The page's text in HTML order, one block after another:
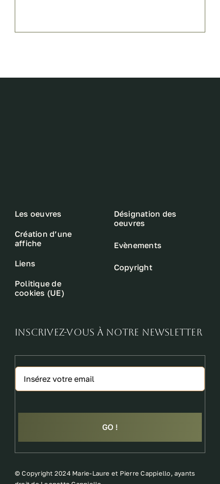
Les oeuvres
Création d’une
affiche
Liens
Politique de
cookies (UE)
Désignation des
oeuvres
Evènements
Copyright
INSCRIVEZ-VOUS À NOTRE NEWSLETTER
GO !
©Copyright 2024 Marie-Laure et Pierre Cappiello, ayants